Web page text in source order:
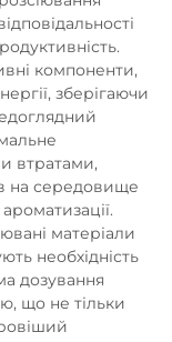
компоненти,
зберігаючи
втратами,
на середовище
матеріали
необхідність
дозування
що не тільки